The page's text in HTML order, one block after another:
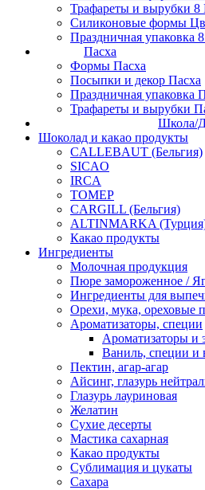
Трафареты и вырубки 8
Силиконовые формы
Праздничная упаковка
Пасха
Формы Пасха
Посыпки и декор Пасха
Праздничная упаковка
Трафареты и вырубки
Школа/
Шоколад и какао продукты
CALLEBAUT (Бельгия)
SICAO
IRCA
ТОМЕР
CARGILL (Бельгия)
ALTINMARKA
Какао продукты
Ингредиенты
Молочная продукция
Пюре замороженное /
Ингредиенты для
Орехи, мука, ореховые
Ароматизаторы, специи
Ароматизаторы и
Ваниль, специи и
Пектин, агар-агар
Айсинг, глазурь
Глазурь лауриновая
Желатин
Сухие десерты
Мастика сахарная
Какао продукты
Сублимация и цукаты
Сахара